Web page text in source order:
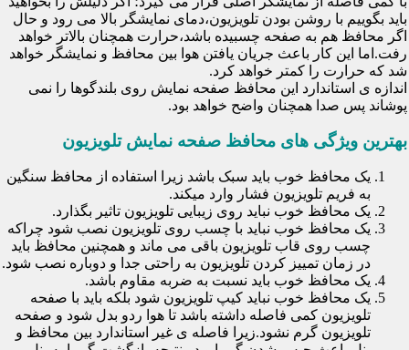
باید بگوییم با روشن بودن تلویزیون،دمای نمایشگر بالا می رود و حال
اگر محافظ هم به صفحه چسبیده باشد،حرارت همچنان بالاتر خواهد
رفت.اما این کار باعث جریان یافتن هوا بین محافظ و نمایشگر خواهد
شد که حرارت را کمتر خواهد کرد.
اندازه ی استاندارد این محافظ صفحه نمایش روی بلندگوها را نمی
پوشاند پس صدا همچنان واضح خواهد بود.
بهترین ویژگی های محافظ صفحه نمایش تلویزیون
یک محافظ خوب باید سبک باشد زیرا استفاده از محافظ سنگین
به فریم تلویزیون فشار وارد میکند.
یک محافظ خوب نباید روی زیبایی تلویزیون تاثیر بگذارد.
یک محافظ خوب نباید با چسب روی تلویزیون نصب شود چراکه
چسب روی قاب تلویزیون باقی می ماند و همچنین محافظ باید
در زمان تمییز کردن تلویزیون به راحتی جدا و دوباره نصب شود.
یک محافظ خوب باید نسبت به ضربه مقاوم باشد.
یک محافظ خوب نباید کیپ تلویزیون شود بلکه باید با صفحه
تلویزیون کمی فاصله داشته باشد تا هوا ردو بدل شود و صفحه
تلویزیون گرم نشود.زیرا فاصله ی غیر استاندارد بین محافظ و